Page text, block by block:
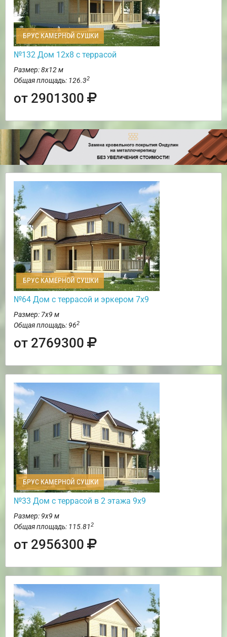
БРУС КАМЕРНОЙ СУШКИ
№132 Дом 12х8 с террасой
Размер: 8х12 м
Общая площадь: 126.32
от 2901300
БРУС КАМЕРНОЙ СУШКИ
№64 Дом с террасой и эркером 7х9
Размер: 7х9 м
Общая площадь: 962
от 2769300
БРУС КАМЕРНОЙ СУШКИ
№33 Дом с террасой в 2 этажа 9х9
Размер: 9х9 м
Общая площадь: 115.812
от 2956300